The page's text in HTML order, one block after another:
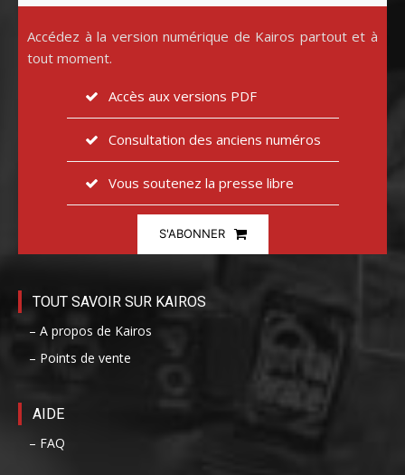
Accédez à la version numérique de Kairos partout et à
tout moment.
Accès aux versions PDF
Consultation des anciens numéros
Vous soutenez la presse libre
S'ABONNER
TOUT SAVOIR SUR KAIROS
– A propos de Kairos
– Points de vente
AIDE
– FAQ